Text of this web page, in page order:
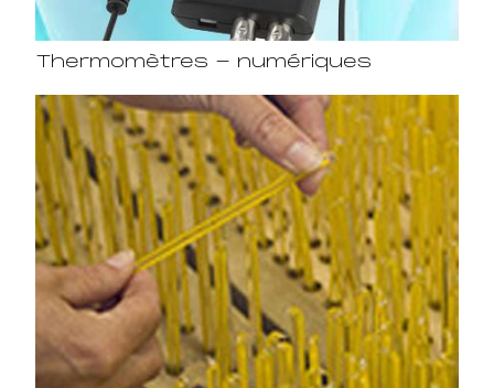
Thermomètres - numériques